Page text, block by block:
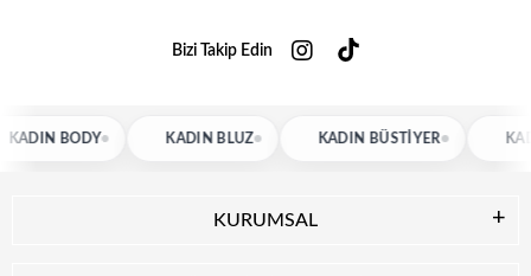
Bizi Takip Edin
BODY KADIN BLUZ KADIN BÜSTIYER
KURUMSAL